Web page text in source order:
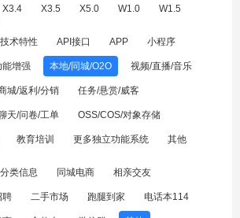
X3.4 X3.5 X5.0 W1.0 W1.5
技术特性 API接口 APP 小程序
能增强 本地/同城/O2O 视频/直播/音乐
城/返利/分销 任务/悬赏/威客
天/问卷/工单 OSS/COS/对象存储
教育培训 更多独立功能系统 其他
分类信息 同城电商 相亲交友
聘 二手市场 跑腿到家 电话本114